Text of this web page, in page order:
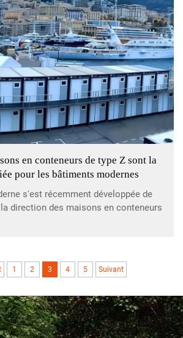
en conteneurs de type Z sont la
pour les bâtiments modernes
s'est récemment développée de
direction des maisons en conteneurs
incroyables, fabriquées à partir
pour nombre...
1 2 3 4 5 Suivant